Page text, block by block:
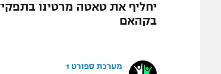
יחליף את טאטה מרטינו
בקהאם
מערכת ספורט 1